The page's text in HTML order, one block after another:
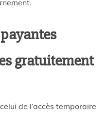
gratuitement
de l’accès temporaire